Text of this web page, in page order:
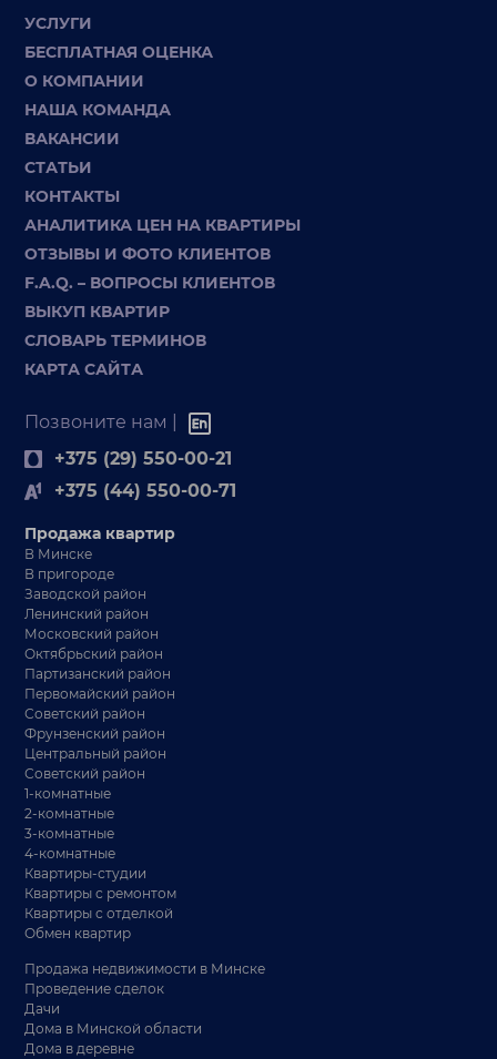
УСЛУГИ
БЕСПЛАТНАЯ ОЦЕНКА
О КОМПАНИИ
НАША КОМАНДА
ВАКАНСИИ
СТАТЬИ
КОНТАКТЫ
АНАЛИТИКА ЦЕН НА КВАРТИРЫ
ОТЗЫВЫ И ФОТО КЛИЕНТОВ
F.A.Q. – ВОПРОСЫ КЛИЕНТОВ
ВЫКУП КВАРТИР
СЛОВАРЬ ТЕРМИНОВ
КАРТА САЙТА
Позвоните нам |
+375 (29) 550-00-21
+375 (44) 550-00-71
Продажа квартир
В Минске
В пригороде
Заводской район
Ленинский район
Московский район
Октябрьский район
Партизанский район
Первомайский район
Советский район
Фрунзенский район
Центральный район
Советский район
1-комнатные
2-комнатные
3-комнатные
4-комнатные
Квартиры-студии
Квартиры с ремонтом
Квартиры с отделкой
Обмен квартир
Продажа недвижимости в Минске
Проведение сделок
Дачи
Дома в Минской области
Дома в деревне